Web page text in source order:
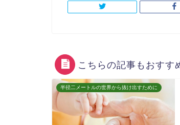
こちらの記事もおすす
半径二メートルの世界から抜け出すために